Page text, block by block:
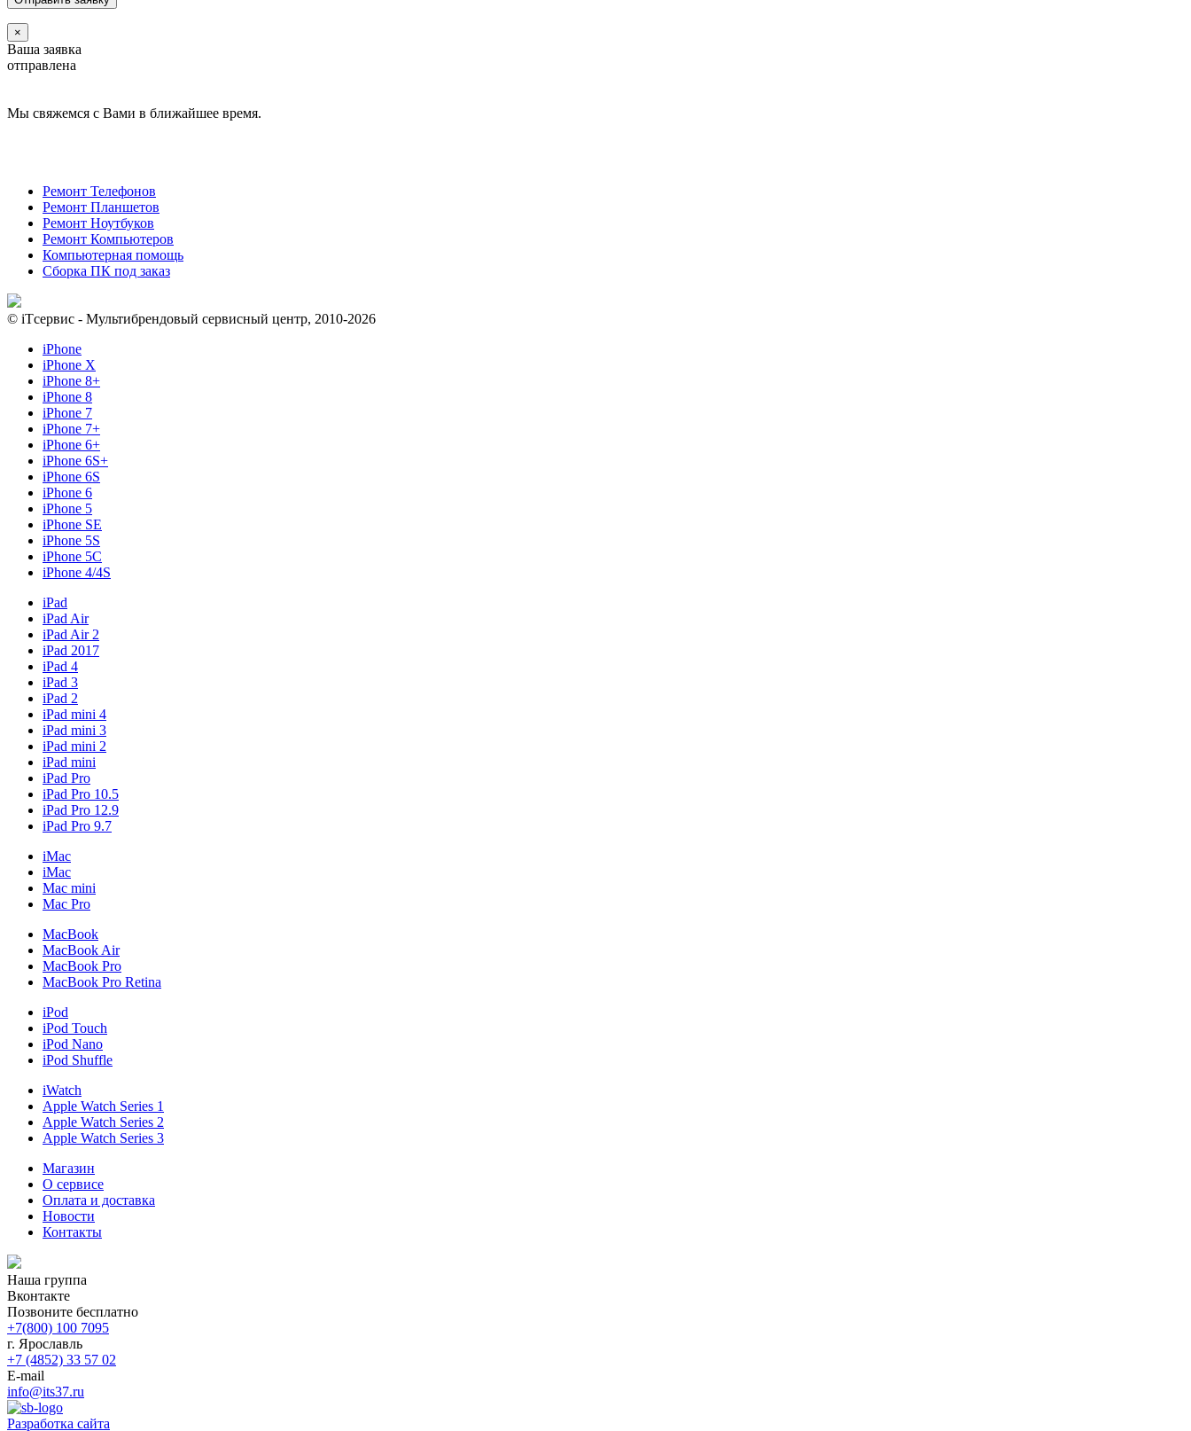
×
Ваша заявка
отправлена
Мы свяжемся с Вами в ближайшее время.
Ремонт Телефонов
Ремонт Планшетов
Ремонт Ноутбуков
Ремонт Компьютеров
Компьютерная помощь
Сборка ПК под заказ
© iTсервис - Мультибрендовый сервисный центр, 2010-2026
iPhone
iPhone X
iPhone 8+
iPhone 8
iPhone 7
iPhone 7+
iPhone 6+
iPhone 6S+
iPhone 6S
iPhone 6
iPhone 5
iPhone SE
iPhone 5S
iPhone 5C
iPhone 4/4S
iPad
iPad Air
iPad Air 2
iPad 2017
iPad 4
iPad 3
iPad 2
iPad mini 4
iPad mini 3
iPad mini 2
iPad mini
iPad Pro
iPad Pro 10.5
iPad Pro 12.9
iPad Pro 9.7
iMac
iMac
Mac mini
Mac Pro
MacBook
MacBook Air
MacBook Pro
MacBook Pro Retina
iPod
iPod Touch
iPod Nano
iPod Shuffle
iWatch
Apple Watch Series 1
Apple Watch Series 2
Apple Watch Series 3
Магазин
О cервисе
Оплата и доставка
Новости
Контакты
Наша группа
Вконтакте
Позвоните бесплатно
+7(800) 100 7095
г. Ярославль
+7 (4852) 33 57 02
E-mail
info@its37.ru
Разработка сайта